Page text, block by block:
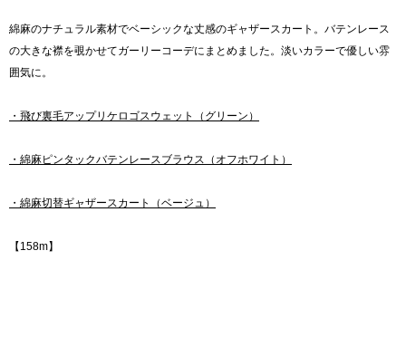
綿麻のナチュラル素材でベーシックな丈感のギャザースカート。バテンレース
の大きな襟を覗かせてガーリーコーデにまとめました。淡いカラーで優しい雰
囲気に。
・飛び裏毛アップリケロゴスウェット（グリーン）
・綿麻ピンタックバテンレースブラウス（オフホワイト）
・綿麻切替ギャザースカート（ベージュ）
【158m】